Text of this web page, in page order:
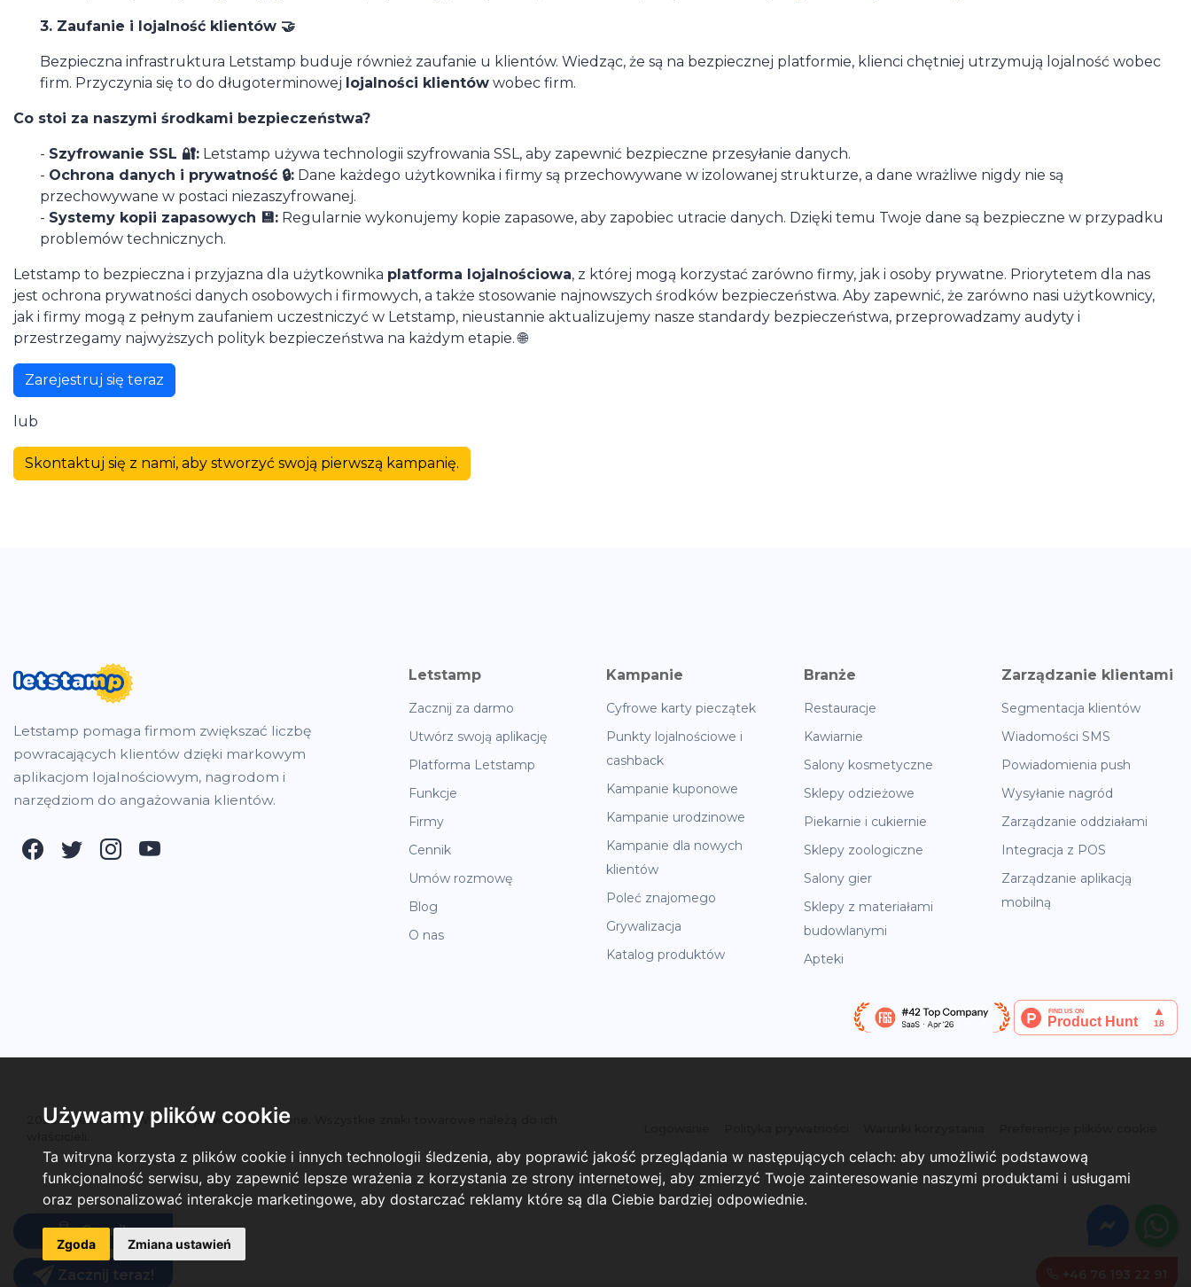
Używamy plików cookie
Ta witryna korzysta z plików cookie i innych technologii śledzenia, aby poprawić jakość przeglądania w następujących celach: aby umożliwić podstawową
funkcjonalność serwisu, aby zapewnić lepsze wrażenia z korzystania ze strony internetowej, aby zmierzyć Twoje zainteresowanie naszymi produktami i usługami
oraz personalizować interakcje marketingowe, aby dostarczać reklamy które są dla Ciebie bardziej odpowiednie.
Zgoda Zmiana ustawień
3. Zaufanie i lojalność klientów 🤝
Bezpieczna infrastruktura Letstamp buduje również zaufanie u klientów. Wiedząc, że są na bezpiecznej platformie, klienci chętniej utrzymują lojalność wobec
firm. Przyczynia się to do długoterminowej lojalności klientów wobec firm.
Co stoi za naszymi środkami bezpieczeństwa?
- Szyfrowanie SSL 🔐: Letstamp używa technologii szyfrowania SSL, aby zapewnić bezpieczne przesyłanie danych.
- Ochrona danych i prywatność 🔒: Dane każdego użytkownika i firmy są przechowywane w izolowanej strukturze, a dane wrażliwe nigdy nie są
przechowywane w postaci niezaszyfrowanej.
- Systemy kopii zapasowych 💾: Regularnie wykonujemy kopie zapasowe, aby zapobiec utracie danych. Dzięki temu Twoje dane są bezpieczne w przypadku
problemów technicznych.
Letstamp to bezpieczna i przyjazna dla użytkownika platforma lojalnościowa, z której mogą korzystać zarówno firmy, jak i osoby prywatne. Priorytetem dla nas
jest ochrona prywatności danych osobowych i firmowych, a także stosowanie najnowszych środków bezpieczeństwa. Aby zapewnić, że zarówno nasi użytkownicy,
jak i firmy mogą z pełnym zaufaniem uczestniczyć w Letstamp, nieustannie aktualizujemy nasze standardy bezpieczeństwa, przeprowadzamy audyty i
przestrzegamy najwyższych polityk bezpieczeństwa na każdym etapie. 🌐
Zarejestruj się teraz
lub
Skontaktuj się z nami, aby stworzyć swoją pierwszą kampanię.
Letstamp pomaga firmom zwiększać liczbę
powracających klientów dzięki markowym
aplikacjom lojalnościowym, nagrodom i
narzędziom do angażowania klientów.
Letstamp
Zacznij za darmo
Utwórz swoją aplikację
Platforma Letstamp
Funkcje
Firmy
Cennik
Umów rozmowę
Blog
O nas
Kampanie
Cyfrowe karty pieczątek
Punkty lojalnościowe i
cashback
Kampanie kuponowe
Kampanie urodzinowe
Kampanie dla nowych
klientów
Poleć znajomego
Grywalizacja
Katalog produktów
Branże
Restauracje
Kawiarnie
Salony kosmetyczne
Sklepy odzieżowe
Piekarnie i cukiernie
Sklepy zoologiczne
Salony gier
Sklepy z materiałami
budowlanymi
Apteki
Zarządzanie klientami
Segmentacja klientów
Wiadomości SMS
Powiadomienia push
Wysyłanie nagród
Zarządzanie oddziałami
Integracja z POS
Zarządzanie aplikacją
mobilną
2026 ©Letstamp. Wszelkie prawa zastrzeżone. Wszystkie znaki towarowe należą do ich
Cennik